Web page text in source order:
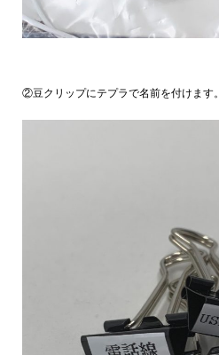
②豆クリップにテプラで名前を付けます。